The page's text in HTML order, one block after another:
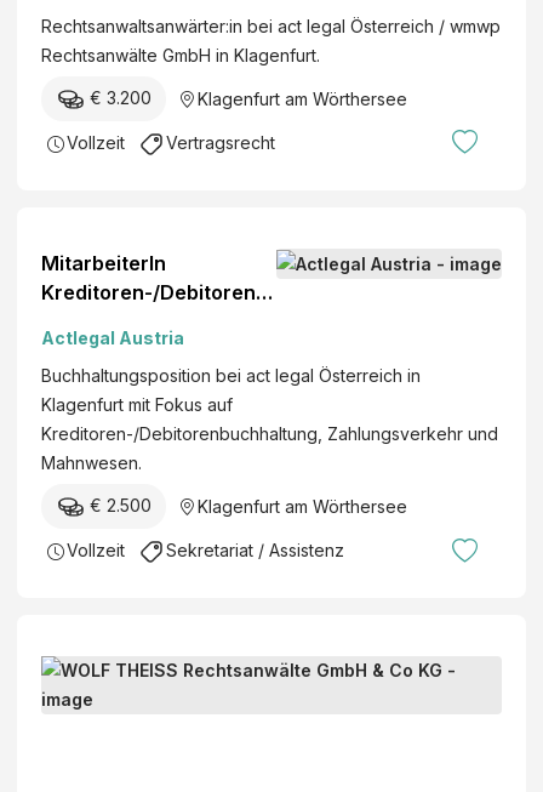
R
O
A
e
n
r
V
e
r
s
h
n
g
Rechtsanwaltsanwärter:in bei act legal Österreich / wmwp
Rechtsanwälte GmbH in Klagenfurt.
€ 3.200 Klagenfurt am Wörthersee
Vollzeit Vertragsrecht
MitarbeiterIn
Kreditoren-/Debitorenb
Actlegal Austria
Buchhaltungsposition bei act legal Österreich in
Klagenfurt mit Fokus auf
Kreditoren-/Debitorenbuchhaltung, Zahlungsverkehr und
Mahnwesen.
€ 2.500 Klagenfurt am Wörthersee
Vollzeit Sekretariat / Assistenz
L
e